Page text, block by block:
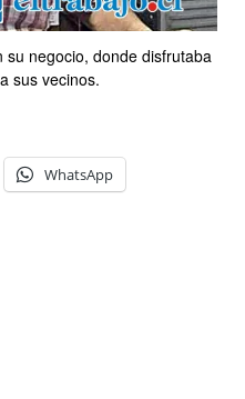
negocio, donde disfrutaba
sus vecinos.
WhatsApp